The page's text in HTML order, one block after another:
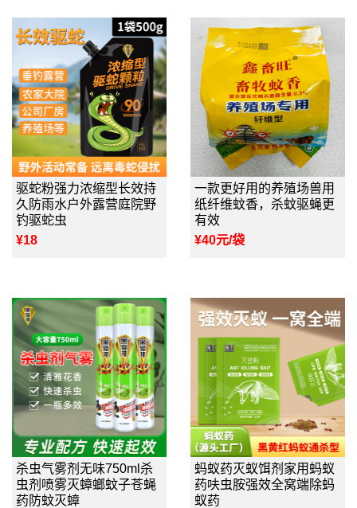
驱蛇粉强力浓缩型长效持
久防雨水户外露营庭院野
钓驱蛇虫
¥18
一款更好用的养殖场兽用
纸纤维蚊香，杀蚊驱蝇更
有效
¥40元/袋
杀虫气雾剂无味750ml杀
虫剂喷雾灭蟑螂蚊子苍蝇
药防蚊灭蟑
蚂蚁药灭蚁饵剂家用蚂蚁
药呋虫胺强效全窝端除蚂
蚁药